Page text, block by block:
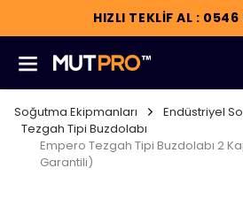
HIZLI TEKLİF AL :
Soğutma Ekipmanları
Endüstriyel
Tezgah Tipi Buzdolabı
Empero Tezgah Tipi Buzdolabı 2
Garantili)